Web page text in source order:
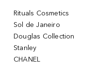
Rituals Cosmetics
Sol de Janeiro
Douglas Collection
Stanley
CHANEL